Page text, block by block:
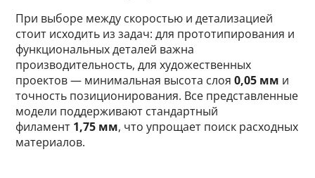
При выборе между скоростью и детализацией
стоит исходить из задач: для прототипирования и
функциональных деталей важна
производительность, для художественных
проектов — минимальная высота слоя0,05 мм и
точность позиционирования. Все представленные
модели поддерживают стандартный
филамент 1,75 мм, что упрощает поиск расходных
материалов.